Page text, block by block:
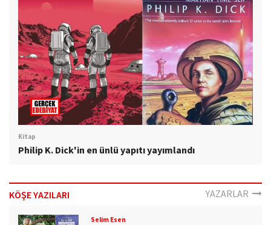
Kitap
Philip K. Dick'in en ünlü yapıtı yayımlandı
KÖŞE YAZILARI YAZARLAR
Selim Esen